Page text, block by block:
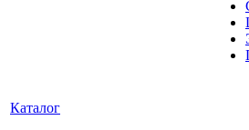
Каталог